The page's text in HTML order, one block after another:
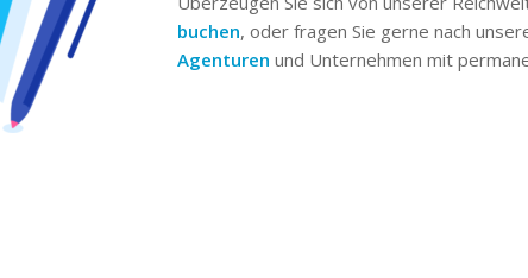
buchen, oder fragen Sie gerne nach
Agenturen und Unternehmen mit